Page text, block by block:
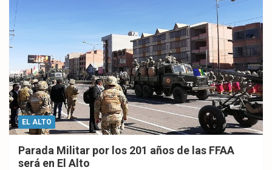
EL ALTO
Parada Militar por los 201 años de las FFAA
será en El Alto